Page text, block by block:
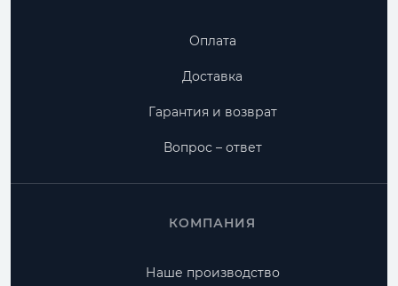
Оплата
Доставка
Гарантия и возврат
Вопрос – ответ
КОМПАНИЯ
Наше производство